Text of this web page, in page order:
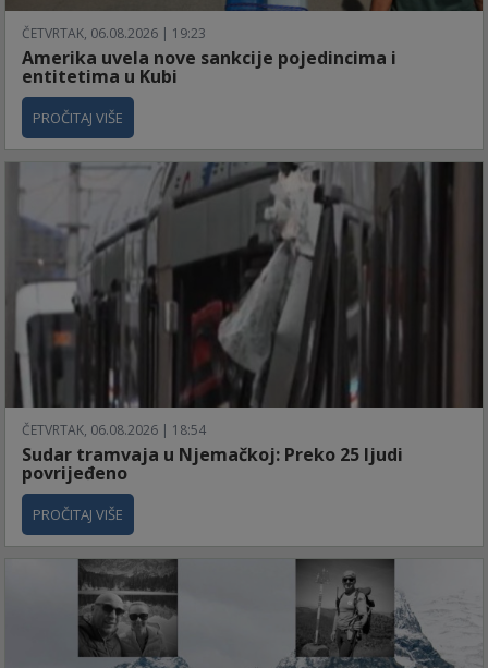
ČETVRTAK, 06.08.2026 | 19:23
Amerika uvela nove sankcije pojedincima i
entitetima u Kubi
PROČITAJ VIŠE
ČETVRTAK, 06.08.2026 | 18:54
Sudar tramvaja u Njemačkoj: Preko 25 ljudi
povrijeđeno
PROČITAJ VIŠE